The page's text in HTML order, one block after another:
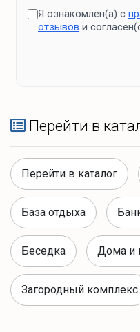
Я ознакомлен(а) с
отзывов и
Перейти в
Перейти в каталог
База отдыха
Беседка Дома и
Загородный комплекс